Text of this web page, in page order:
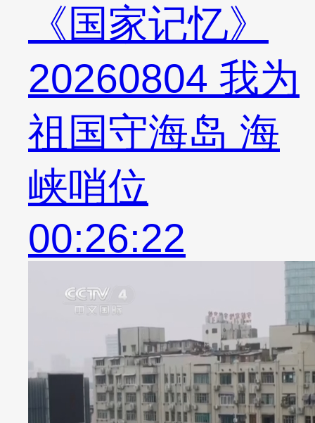
《国家记忆》
20260804 我为
祖国守海岛 海
峡哨位
00:26:22